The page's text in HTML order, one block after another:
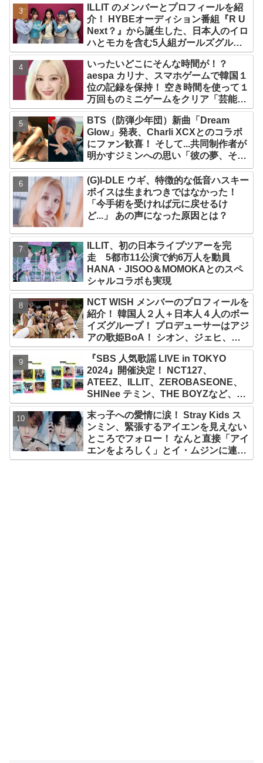
ILLIT のメンバーとプロフィールを紹
介！ HYBEオーディション番組『R U
Next？』から誕生した、日本人のイロ
ハとモカを含む5人組ガールズグルー
プ！ デビュー曲「Magnetic」がいき
なりの大ヒット
いったいどこにそんな時間が！？
aespa カリナ、スマホゲームで韓国１
位の記録を保持！ 空き時間を使って１
万回ものミニゲームをクリア「芸能人
たちが時間がないと言っているのは全
部嘘」
BTS（防弾少年団）新曲「Dream
Glow」発表、Charli XCXとのコラボ
にファン歓喜！ そして...共同制作者が
明かすジミンへの思い「彼の夢、そし
て彼の絶望から生まれた歌」
(G)I-DLE ウギ、特徴的な低音ハスキー
ボイスは生まれつきではなかった！
「今手術を受ければ元に戻せるけ
ど...」 あの声になった原因とは？
ILLIT、初の日本ライブツアーを完
走 5都市11公演で約6万人を動員
HANA・JISOO＆MOMOKAとのスペ
シャルコラボも実現
NCT WISH メンバーのプロフィールを
紹介！ 韓国人２人＋日本人４人のボー
イズグループ！ プロデューサーはアジ
アの歌姫BoA！ シオン、ジェヒ、リ
ク、ユウシ、リョウ、サクヤの魅力を
徹底解説
『SBS 人気歌謡 LIVE in TOKYO
2024』開催決定！ NCT127、
ATEEZ、ILLIT、ZEROBASEONE、
SHINee テミン、THE BOYZなど、豪
華アーティスト出演決定！ 10月12
日・13日、さいたまスーパーアリーナ
にて
末っ子への愛情に涙！ Stray Kids ス
ンミン、緊張するアイエンを見えない
ところでフォロー！ なんと直接「アイ
エンをよろしく」とイ・ムジンに連
絡… 愛にあふれたエピソードにファン